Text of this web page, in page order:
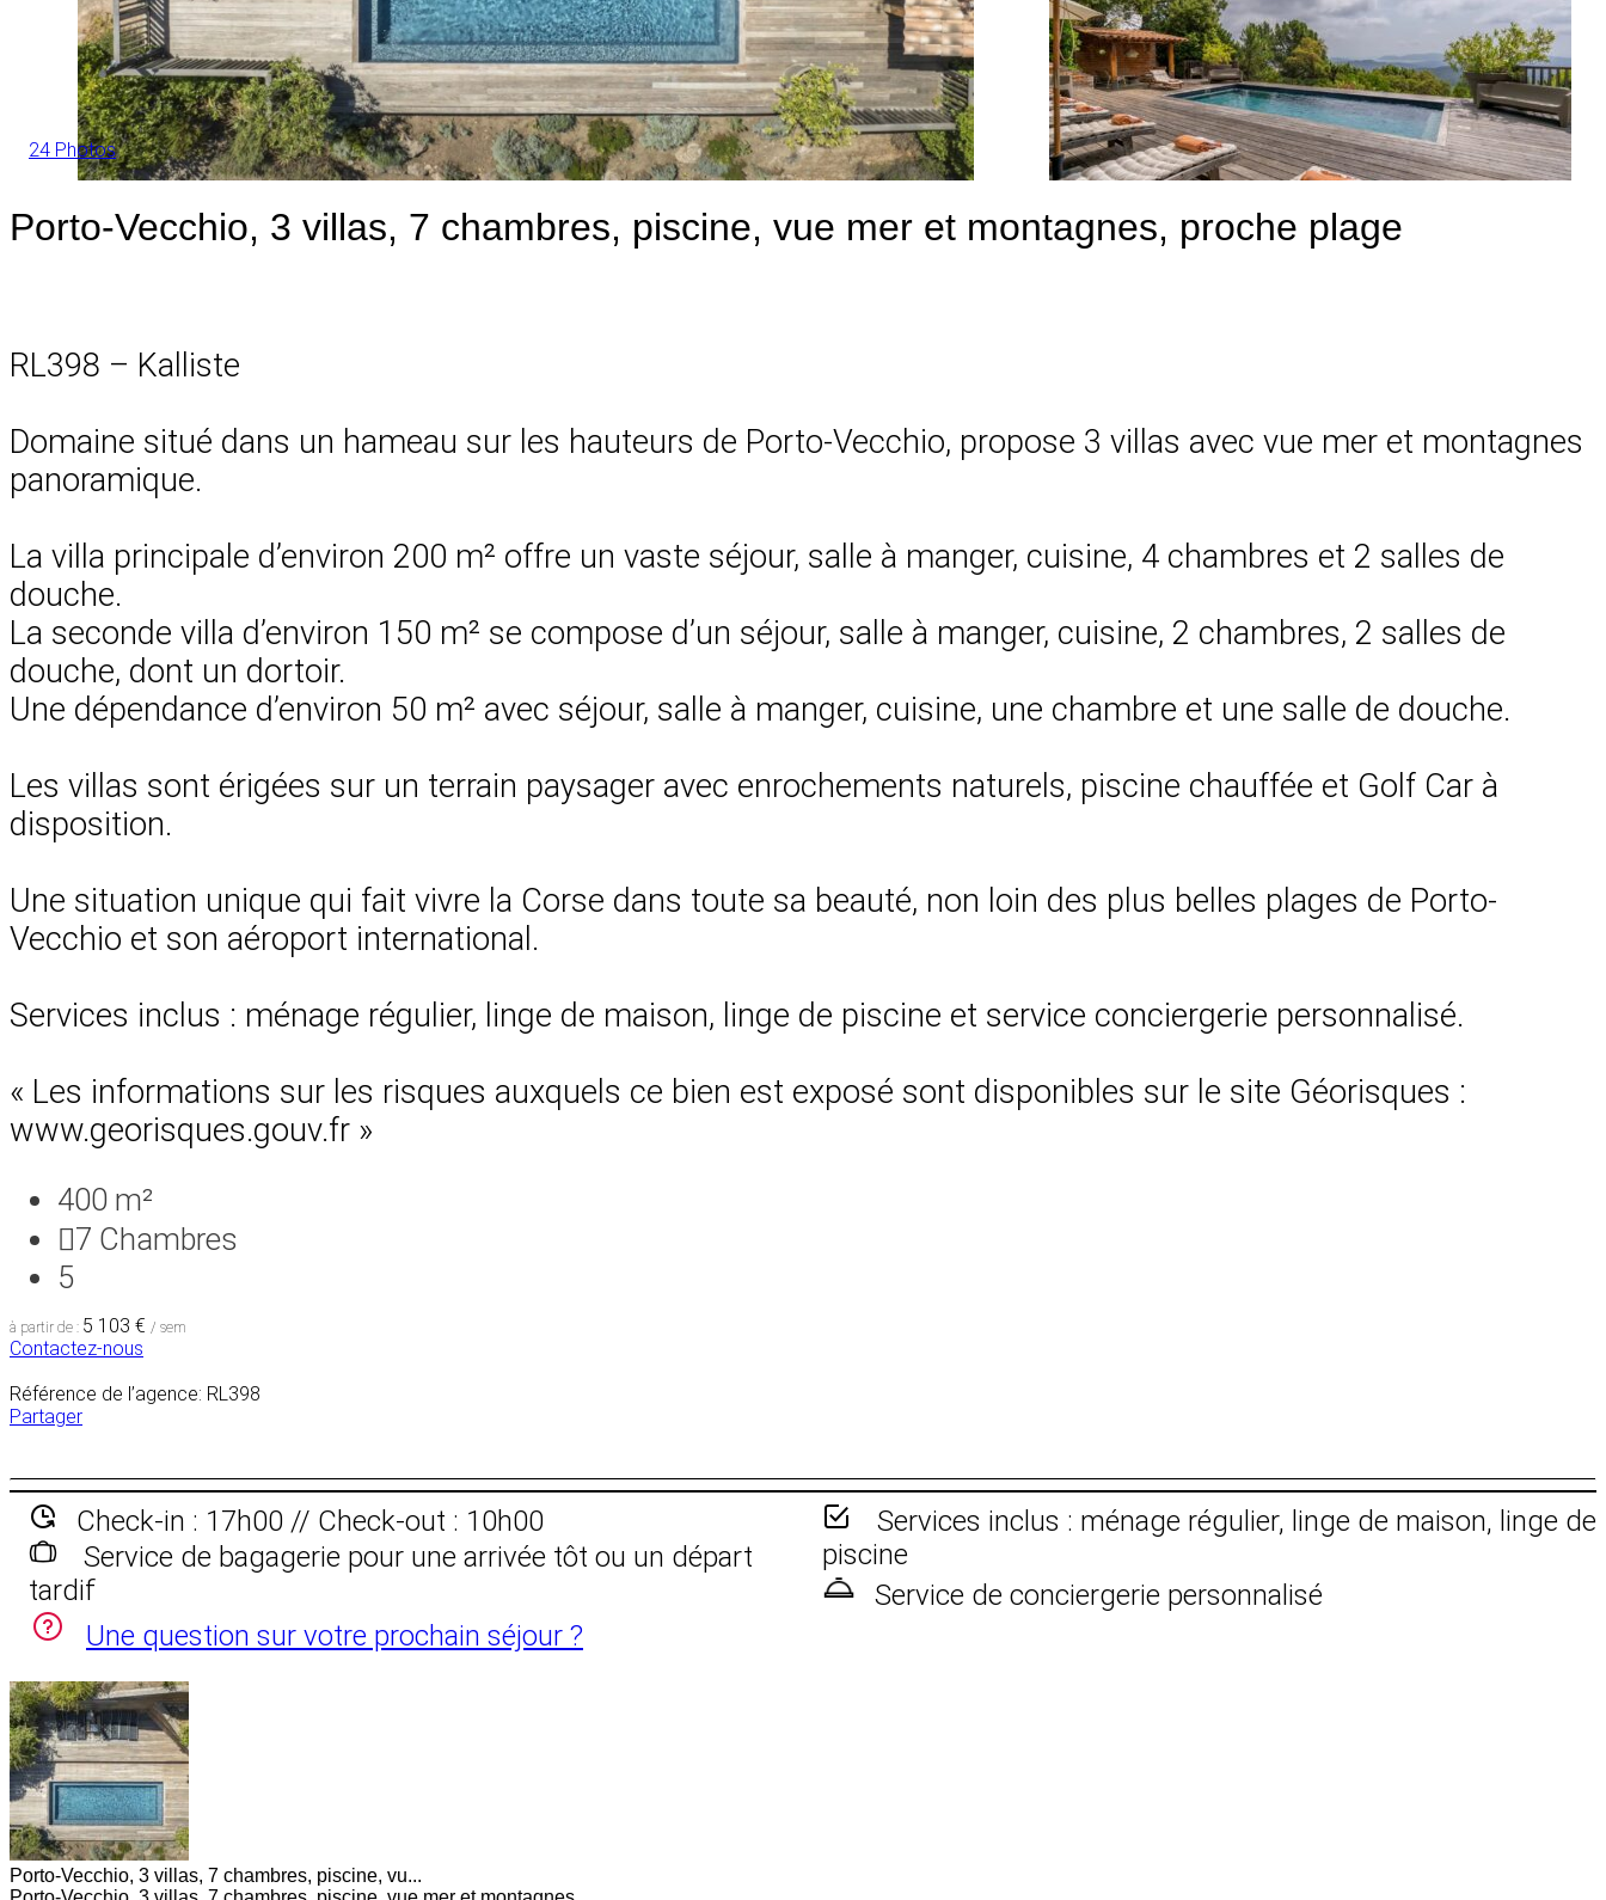
24 Photos
Porto-Vecchio, 3 villas, 7 chambres, piscine, vue mer et montagnes, proche plage
RL398 – Kalliste
Domaine situé dans un hameau sur les hauteurs de Porto-Vecchio, propose 3 villas avec vue mer et montagnes
panoramique.
La villa principale d’environ 200 m² offre un vaste séjour, salle à manger, cuisine, 4 chambres et 2 salles de
douche.
La seconde villa d’environ 150 m² se compose d’un séjour, salle à manger, cuisine, 2 chambres, 2 salles de
douche, dont un dortoir.
Une dépendance d’environ 50 m² avec séjour, salle à manger, cuisine, une chambre et une salle de douche.
Les villas sont érigées sur un terrain paysager avec enrochements naturels, piscine chauffée et Golf Car à
disposition.
Une situation unique qui fait vivre la Corse dans toute sa beauté, non loin des plus belles plages de Porto-
Vecchio et son aéroport international.
Services inclus : ménage régulier, linge de maison, linge de piscine et service conciergerie personnalisé.
« Les informations sur les risques auxquels ce bien est exposé sont disponibles sur le site Géorisques :
www.georisques.gouv.fr »
400 m²
7 Chambres
5
à partir de : 5 103 € / sem
Contactez-nous
Référence de l’agence: RL398
Partager
Check-in : 17h00 // Check-out : 10h00
Service de bagagerie pour une arrivée tôt ou un départ
tardif
Une question sur votre prochain séjour ?
Services inclus : ménage régulier, linge de maison, linge de
piscine
Service de conciergerie personnalisé
Porto-Vecchio, 3 villas, 7 chambres, piscine, vu...